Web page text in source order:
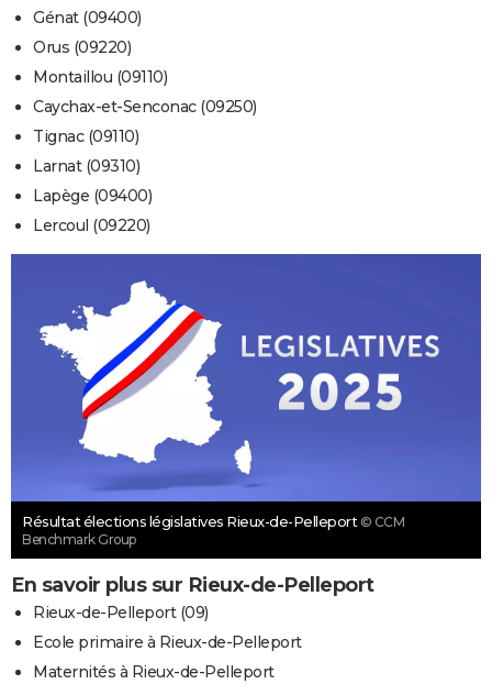
Génat (09400)
Orus (09220)
Montaillou (09110)
Caychax-et-Senconac (09250)
Tignac (09110)
Larnat (09310)
Lapège (09400)
Lercoul (09220)
Résultat élections législatives Rieux-de-Pelleport © CCM
Benchmark Group
En savoir plus sur Rieux-de-Pelleport
Rieux-de-Pelleport (09)
Ecole primaire à Rieux-de-Pelleport
Maternités à Rieux-de-Pelleport